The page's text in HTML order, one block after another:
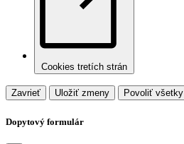
Cookies tretích strán
Zavrieť Uložiť zmeny Povoliť všetky
Dopytový formulár